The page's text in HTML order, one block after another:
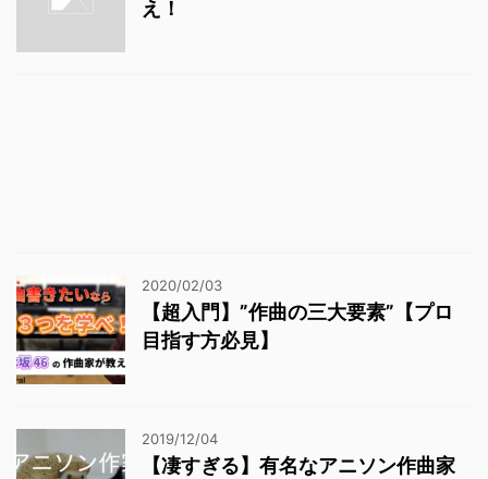
え！
2020/02/03
【超入門】”作曲の三大要素”【プロ
目指す方必見】
2019/12/04
【凄すぎる】有名なアニソン作曲家